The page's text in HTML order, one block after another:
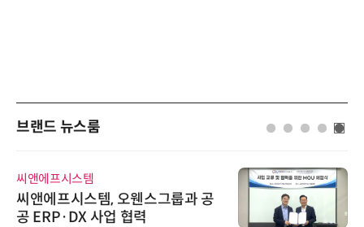
브랜드 뉴스룸
씨앤에프시스템
씨앤에프시스템, 오웬스그룹과 공
공 ERP·DX 사업 협력